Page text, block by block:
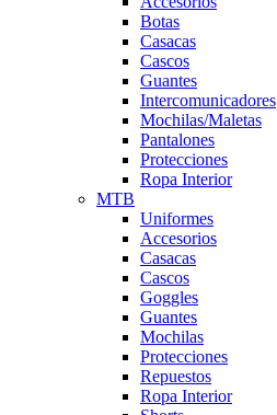
Botas
Casacas
Cascos
Guantes
Intercomunicadores
Mochilas/Maletas
Pantalones
Protecciones
Ropa Interior
MTB
Uniformes
Accesorios
Casacas
Cascos
Goggles
Guantes
Mochilas
Protecciones
Repuestos
Ropa Interior